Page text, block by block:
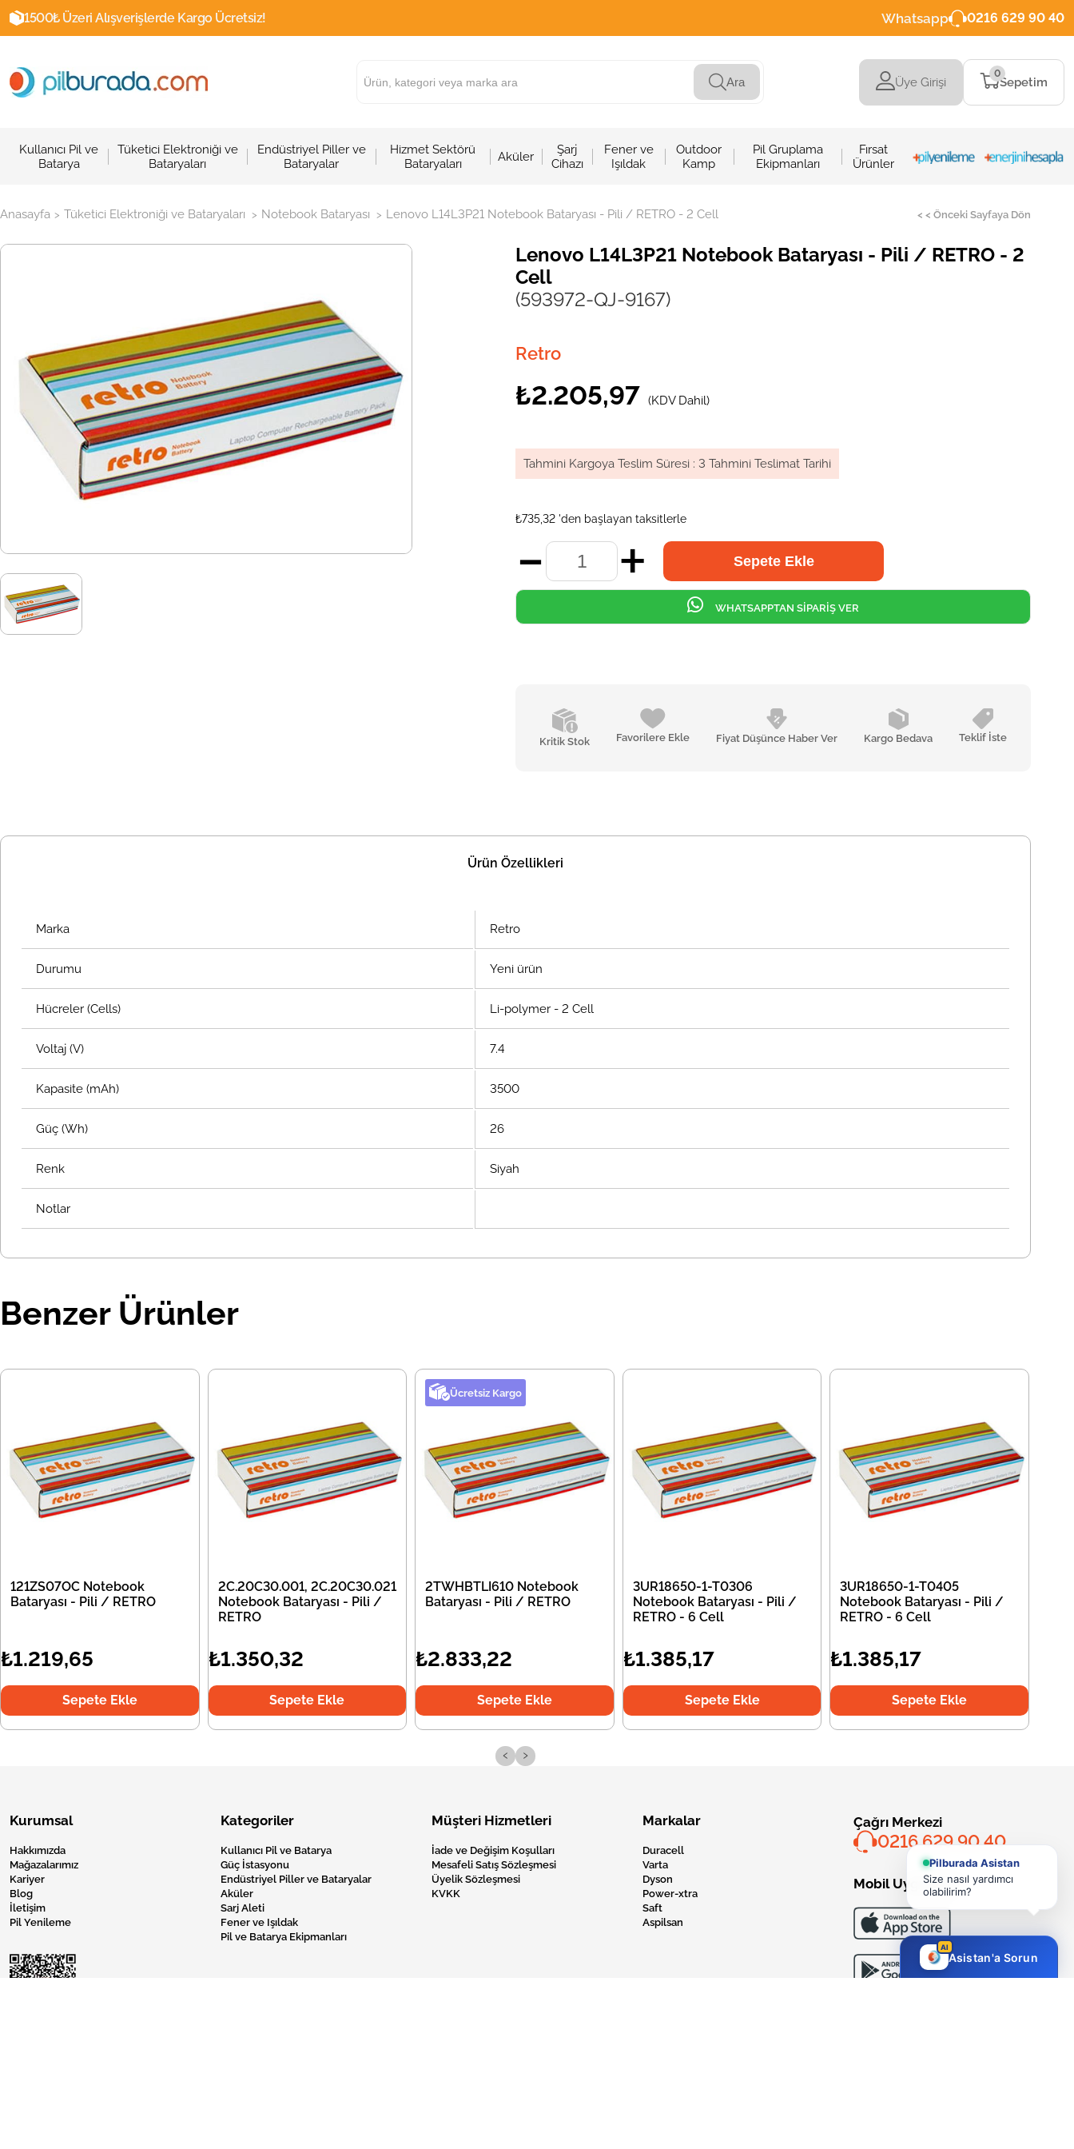
1500₺ Üzeri Alışverişlerde Kargo Ücretsiz! Whatsapp 0216 629 90 40
Ara Üye Girişi Sepetim
0
Kullanıcı Pil ve
Batarya
Tüketici Elektroniği ve
Bataryaları
Endüstriyel Piller ve
Bataryalar
Hizmet Sektörü
Bataryaları
Aküler
Şarj
Cihazı
Fener ve
Işıldak
Outdoor
Kamp
Pil Gruplama
Ekipmanları
Fırsat
Ürünler
Anasayfa > Tüketici Elektroniği ve Bataryaları > Notebook Bataryası > Lenovo L14L3P21 Notebook Bataryası - Pili / RETRO - 2 Cell < < Önceki Sayfaya Dön
Lenovo L14L3P21 Notebook Bataryası - Pili / RETRO - 2
Cell
(593972-QJ-9167)
Retro
₺2.205,97 (KDV Dahil)
Tahmini Kargoya Teslim Süresi : 3 Tahmini Teslimat Tarihi
₺735,32 'den başlayan taksitlerle
Kritik Stok Favorilere Ekle Fiyat Düşünce Haber Ver Kargo Bedava Teklif İste
WHATSAPPTAN SİPARİŞ VER
Ürün Özellikleri
Marka Retro
Durumu Yeni ürün
Hücreler (Cells) Li-polymer - 2 Cell
Voltaj (V) 7.4
Kapasite (mAh) 3500
Güç (Wh) 26
Renk Siyah
Notlar
Benzer Ürünler
121ZS07OC Notebook
Bataryası - Pili / RETRO
₺1.219,65
Sepete Ekle
2C.20C30.001, 2C.20C30.021
Notebook Bataryası - Pili /
RETRO
₺1.350,32
Sepete Ekle
Ücretsiz Kargo
2TWHBTLI610 Notebook
Bataryası - Pili / RETRO
₺2.833,22
Sepete Ekle
3UR18650-1-T0306
Notebook Bataryası - Pili /
RETRO - 6 Cell
₺1.385,17
Sepete Ekle
3UR18650-1-T0405
Notebook Bataryası - Pili /
RETRO - 6 Cell
₺1.385,17
Sepete Ekle
‹ ›
Kurumsal
Hakkımızda
Mağazalarımız
Kariyer
Blog
İletişim
Pil Yenileme
Kategoriler
Kullanıcı Pil ve Batarya
Güç İstasyonu
Endüstriyel Piller ve Bataryalar
Aküler
Sarj Aleti
Fener ve Işıldak
Pil ve Batarya Ekipmanları
Müşteri Hizmetleri
İade ve Değişim Koşulları
Mesafeli Satış Sözleşmesi
Üyelik Sözleşmesi
KVKK
Markalar
Duracell
Varta
Dyson
Power-xtra
Saft
Aspilsan
Çağrı Merkezi
0216 629 90 40
Mobil Uygulama
Pilburada Asistan
Size nasıl yardımcı
olabilirim?
AI
Asistan'a Sorun